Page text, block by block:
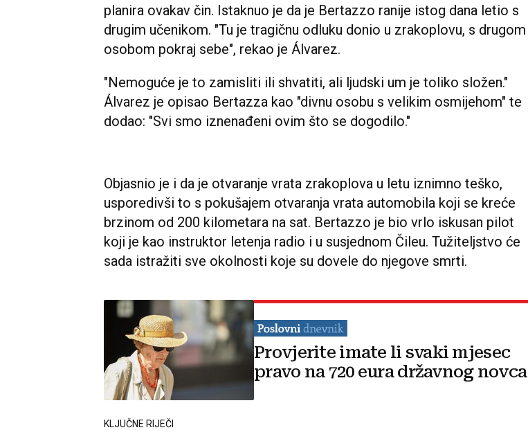
planira ovakav čin. Istaknuo je da je Bertazzo ranije istog dana letio s
drugim učenikom. "Tu je tragičnu odluku donio u zrakoplovu, s drugom
osobom pokraj sebe", rekao je Álvarez.
"Nemoguće je to zamisliti ili shvatiti, ali ljudski um je toliko složen."
Álvarez je opisao Bertazza kao "divnu osobu s velikim osmijehom" te
dodao: "Svi smo iznenađeni ovim što se dogodilo."
Objasnio je i da je otvaranje vrata zrakoplova u letu iznimno teško,
usporedivši to s pokušajem otvaranja vrata automobila koji se kreće
brzinom od 200 kilometara na sat. Bertazzo je bio vrlo iskusan pilot
koji je kao instruktor letenja radio i u susjednom Čileu. Tužiteljstvo će
sada istražiti sve okolnosti koje su dovele do njegove smrti.
Provjerite imate li svaki mjesec
pravo na 720 eura državnog novca
KLJUČNE RIJEČI